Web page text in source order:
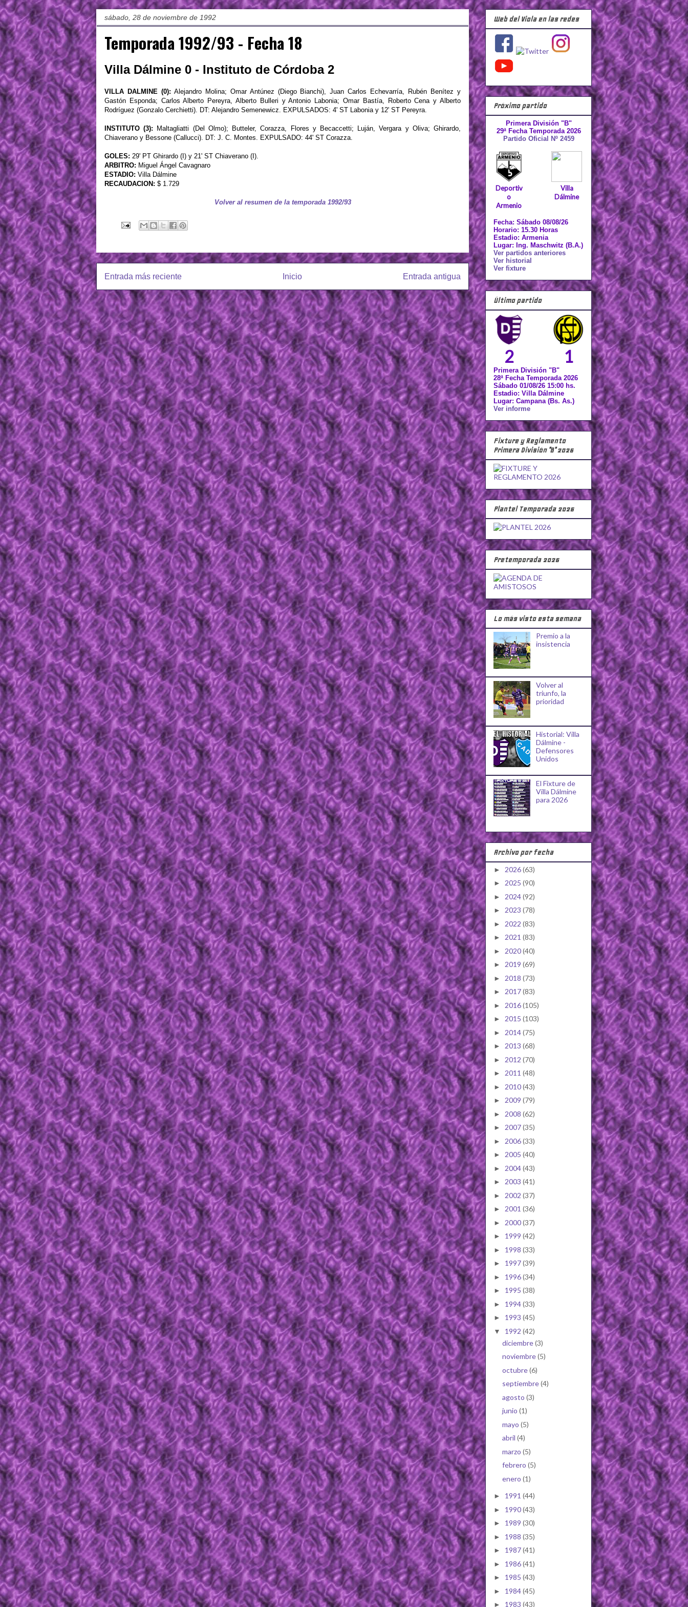
sábado, 28 de noviembre de 1992
Temporada 1992/93 - Fecha 18
Villa Dálmine 0 - Instituto de Córdoba 2
VILLA DALMINE (0): Alejandro Molina; Omar Antúnez (Diego Bianchi), Juan Carlos Echevarría, Rubén Benítez y
Gastón Esponda; Carlos Alberto Pereyra, Alberto Bulleri y Antonio Labonia; Omar Bastía, Roberto Cena y Alberto
Rodríguez (Gonzalo Cerchietti). DT: Alejandro Semenewicz. EXPULSADOS: 4' ST Labonia y 12' ST Pereyra.
INSTITUTO (3): Maltagliatti (Del Olmo); Butteler, Corazza, Flores y Becaccetti; Luján, Vergara y Oliva; Ghirardo,
Chiaverano y Bessone (Callucci). DT: J. C. Montes. EXPULSADO: 44' ST Corazza.
GOLES: 29' PT Ghirardo (I) y 21' ST Chiaverano (I).
ARBITRO: Miguel Ángel Cavagnaro
ESTADIO: Villa Dálmine
RECAUDACION: $ 1.729
Volver al resumen de la temporada 1992/93
Entrada más reciente Entrada antigua
Inicio
Web del Viola en las redes
Próximo partido
Primera División "B"
29ª Fecha Temporada 2026
Partido Oficial Nº 2459
Deportiv
o
Armenio
Villa
Dálmine
Fecha: Sábado 08/08/26
Horario: 15.30 Horas
Estadio: Armenia
Lugar: Ing. Maschwitz (B.A.)
Ver partidos anteriores
Ver historial
Ver fixture
Último partido
2 1
Primera División "B"
28ª Fecha Temporada 2026
Sábado 01/08/26 15:00 hs.
Estadio: Villa Dálmine
Lugar: Campana (Bs. As.)
Ver informe
Fixture y Reglamento
Primera División "B" 2026
Plantel Temporada 2026
Pretemporada 2026
Lo más visto esta semana
Premio a la
insistencia
Volver al
triunfo, la
prioridad
Historial: Villa
Dálmine -
Defensores
Unidos
El Fixture de
Villa Dálmine
para 2026
Archivo por fecha
► 2026(63)
► 2025 (90)
► 2024(92)
► 2023 (78)
► 2022 (83)
► 2021 (83)
► 2020(40)
► 2019 (69)
► 2018 (73)
► 2017(83)
► 2016(105)
► 2015 (103)
► 2014(75)
► 2013 (68)
► 2012 (70)
► 2011 (48)
► 2010(43)
► 2009 (79)
► 2008 (62)
► 2007(35)
► 2006(33)
► 2005 (40)
► 2004(43)
► 2003 (41)
► 2002 (37)
► 2001 (36)
► 2000(37)
► 1999 (42)
► 1998 (33)
► 1997(39)
► 1996(34)
► 1995 (38)
► 1994(33)
► 1993 (45)
▼ 1992 (42)
diciembre(3)
noviembre(5)
octubre(6)
septiembre(4)
agosto (3)
junio (1)
mayo (5)
abril (4)
marzo (5)
febrero (5)
enero (1)
► 1991 (44)
► 1990(43)
► 1989 (30)
► 1988 (35)
► 1987(41)
► 1986(41)
► 1985 (43)
► 1984(45)
► 1983 (43)